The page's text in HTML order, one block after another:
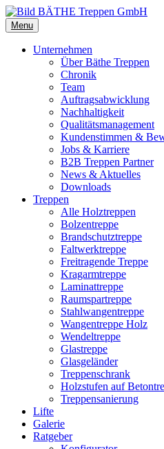
Menu
Unternehmen
Über Bäthe Treppen
Chronik
Team
Auftragsabwicklung
Nachhaltigkeit
Qualitätsmanagement
Kundenstimmen &
Jobs & Karriere
B2B Treppen Partner
News & Aktuelles
Downloads
Treppen
Alle Holztreppen
Bolzentreppe
Brandschutztreppe
Faltwerktreppe
Freitragende Treppe
Kragarmtreppe
Laminattreppe
Raumspartreppe
Stahlwangentreppe
Wangentreppe Holz
Wendeltreppe
Glastreppe
Glasgeländer
Treppenschrank
Holzstufen auf
Treppensanierung
Lifte
Galerie
Ratgeber